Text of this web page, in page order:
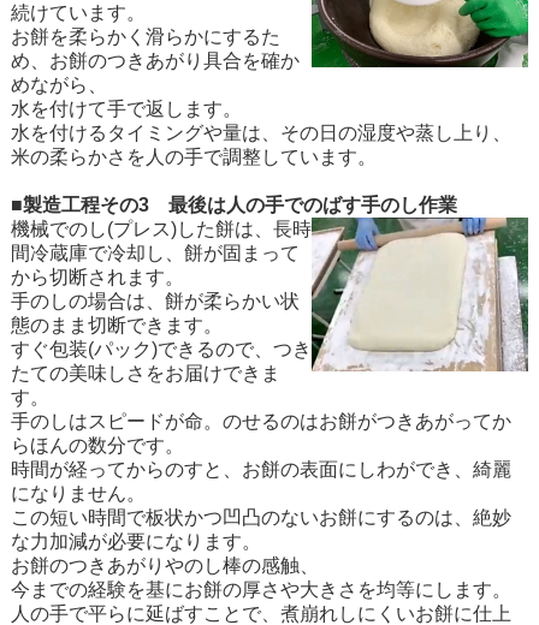
続けています。
お餅を柔らかく滑らかにするた
め、お餅のつきあがり具合を確か
めながら、
水を付けて手で返します。
水を付けるタイミングや量は、その日の湿度や蒸し上り、
米の柔らかさを人の手で調整しています。
■製造工程その3 最後は人の手でのばす手のし作業
機械でのし(プレス)した餅は、長時
間冷蔵庫で冷却し、餅が固まって
から切断されます。
手のしの場合は、餅が柔らかい状
態のまま切断できます。
すぐ包装(パック)できるので、つき
たての美味しさをお届けできま
す。
手のしはスピードが命。のせるのはお餅がつきあがってか
らほんの数分です。
時間が経ってからのすと、お餅の表面にしわができ、綺麗
になりません。
この短い時間で板状かつ凹凸のないお餅にするのは、絶妙
な力加減が必要になります。
お餅のつきあがりやのし棒の感触、
今までの経験を基にお餅の厚さや大きさを均等にします。
人の手で平らに延ばすことで、煮崩れしにくいお餅に仕上